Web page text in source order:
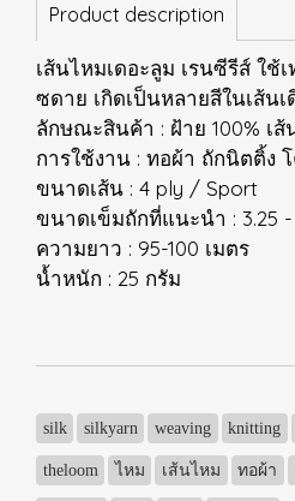
Product description
เส้นไหมเดอะลูม เรนซีรีส์ ใช้
ซดาย เกิดเป็นหลายสีในเส้น
ลักษณะสินค้า : ฝ้าย 100% เส้
การใช้งาน : ทอผ้า ถักนิตติ้ง
ขนาดเส้น : 4 ply / Sport
ขนาดเข็มถักที่แนะนำ : 3.25 -
ความยาว : 95-100 เมตร
น้ำหนัก : 25 กรัม
silk silkyarn weaving knitting
theloom ไหม เส้นไหม ทอผ้า